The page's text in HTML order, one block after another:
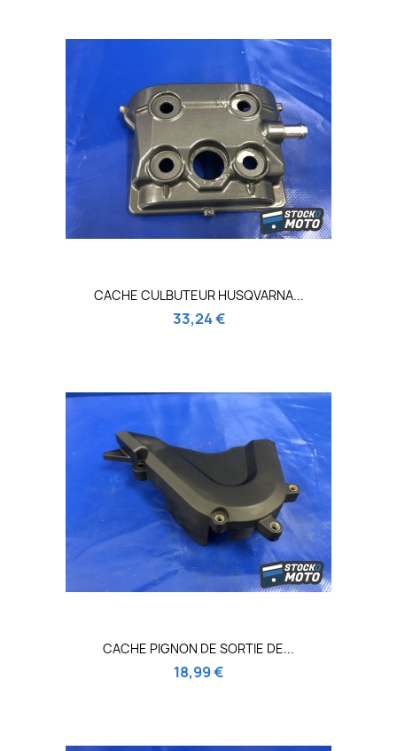
CACHE CULBUTEUR HUSQVARNA...
33,24 €
CACHE PIGNON DE SORTIE DE...
18,99 €